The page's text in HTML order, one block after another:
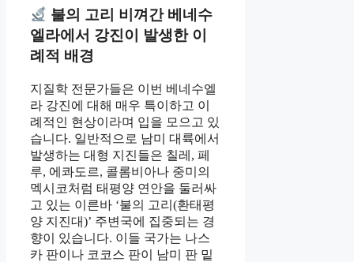
불의 고리 비껴간 베네수
엘라에서 강진이 발생한 이
례적 배경
지질학 전문가들은 이번 베네수엘
라 강진에 대해 매우 특이하고 이
례적인 현상이라며 입을 모으고 있
습니다. 일반적으로 남미 대륙에서
발생하는 대형 지진들은 칠레, 페
루, 에콰도르, 콜롬비아나 중미의
멕시코처럼 태평양 연안을 둘러싸
고 있는 이른바 ‘불의 고리(환태평
양 지진대)’ 주변국에 집중되는 경
향이 있습니다. 이들 국가는 나스
카 판이나 코코스 판이 남미 판 밑